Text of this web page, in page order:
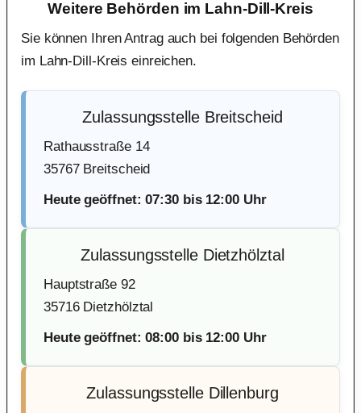
Weitere Behörden im Lahn-Dill-Kreis
Sie können Ihren Antrag auch bei folgenden Behörden
im Lahn-Dill-Kreis einreichen.
Zulassungsstelle Breitscheid
Rathausstraße 14
35767 Breitscheid
Heute geöffnet: 07:30 bis 12:00 Uhr
Zulassungsstelle Dietzhölztal
Hauptstraße 92
35716 Dietzhölztal
Heute geöffnet: 08:00 bis 12:00 Uhr
Zulassungsstelle Dillenburg